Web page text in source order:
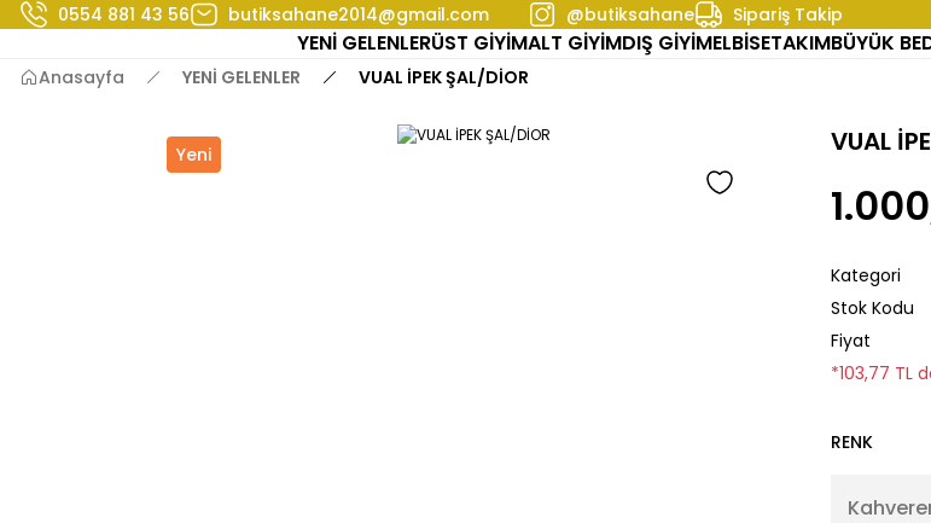
0554 881 43 56 butiksahane2014@gmail.com @butiksahane Sipariş Takip
YENİ GELENLERÜST GİYİMALT GİYİMDIŞ GİYİMELBİSETAKIMBÜYÜK
Anasayfa YENİ GELENLER VUAL İPEK ŞAL/DİOR
Yeni VUAL
Kategori
Stok Kodu
Fiyat
*103,77 TL
RENK